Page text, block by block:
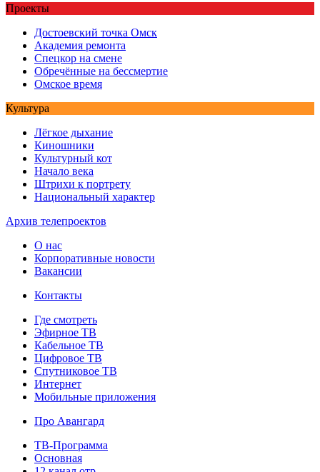
Проекты
Достоевский точка Омск
Академия ремонта
Спецкор на смене
Обречённые на бессмертие
Омское время
Культура
Лёгкое дыхание
Киношники
Культурный кот
Начало века
Штрихи к портрету
Национальный характер
Архив телепроектов
О нас
Корпоративные новости
Вакансии
Контакты
Где смотреть
Эфирное ТВ
Кабельное ТВ
Цифровое ТВ
Спутниковое ТВ
Интернет
Мобильные приложения
Про Авангард
ТВ-Программа
Основная